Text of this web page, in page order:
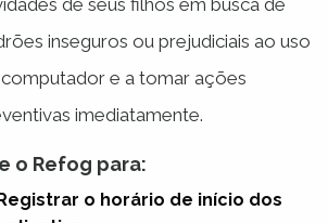
de seus filhos em busca de
inseguros ou prejudiciais ao uso
e a tomar ações
imediatamente.
o Refog para:
Registrar o horário de início dos